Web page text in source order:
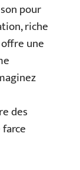
pour
riche
une
des